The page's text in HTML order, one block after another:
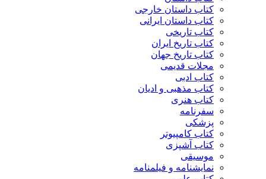
کتاب داستان خارجی
کتاب داستان ایرانی
کتاب تاریخی
کتاب تاریخ ایران
کتاب تاریخ جهان
مجلات قدیمی
کتاب ادبی
کتاب مذهبی و ادیان
کتاب هنری
سفرنامه
پزشکی
کتاب کامپیوتر
کتاب آشپزی
موسیقی
نمایشنامه و فیلمنامه